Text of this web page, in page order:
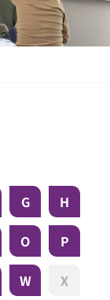
G H
O P
W X